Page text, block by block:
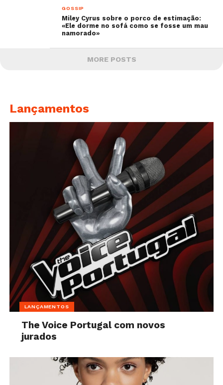
GOSSIP
Miley Cyrus sobre o porco de estimação:
«Ele dorme no sofá como se fosse um mau
namorado»
MORE POSTS
Lançamentos
LANÇAMENTOS
The Voice Portugal com novos
jurados